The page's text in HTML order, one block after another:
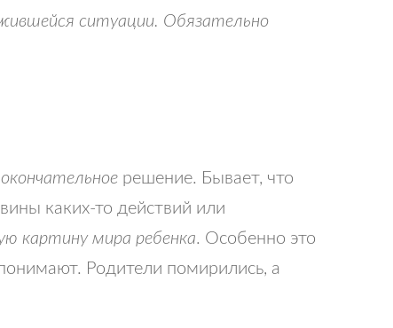
ситуации. Обязательно
окончательное решение. Бывает, что
каких-то действий или
картину мира ребенка. Особенно это
Родители помирились, а